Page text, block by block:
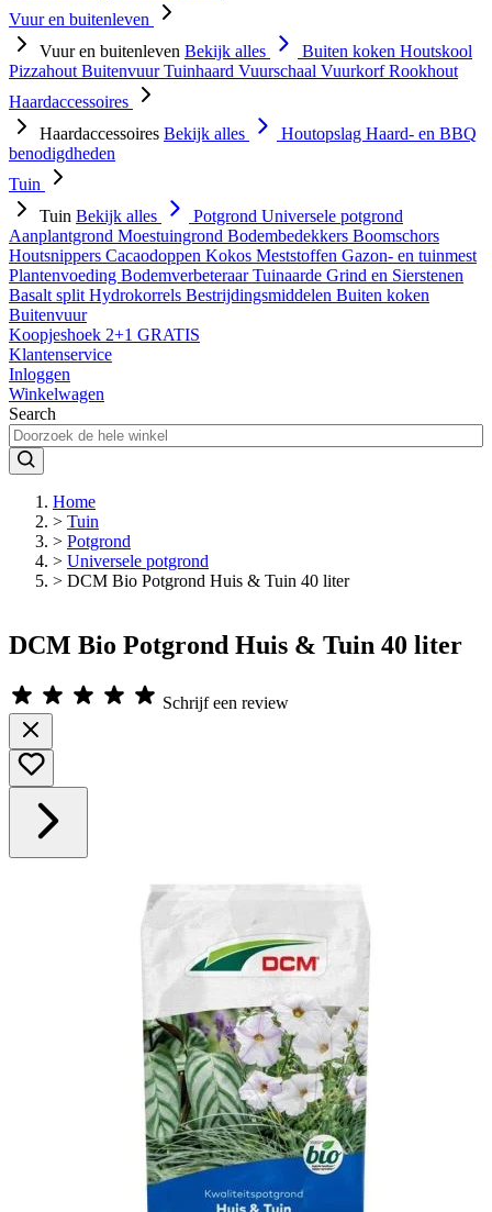
Vuur en buitenleven
Vuur en buitenleven Bekijk alles Buiten koken Houtskool
Pizzahout BuitenvuurTuinhaard Vuurschaal VuurkorfRookhout
Haardaccessoires
Haardaccessoires Bekijk alles Houtopslag Haard- en BBQ
benodigdheden
Tuin
Tuin Bekijk alles Potgrond Universele potgrond
Aanplantgrond Moestuingrond Bodembedekkers Boomschors
Houtsnippers Cacaodoppen Kokos Meststoffen Gazon- en tuinmest
Plantenvoeding BodemverbeteraarTuinaarde Grind en Sierstenen
Basalt split Hydrokorrels Bestrijdingsmiddelen Buiten koken
Buitenvuur
Koopjeshoek 2+1 GRATIS
Klantenservice
Inloggen
Winkelwagen
Search
Home
> Tuin
> Potgrond
> Universele potgrond
> DCM Bio Potgrond Huis & Tuin 40 liter
DCM Bio Potgrond Huis & Tuin 40 liter
Schrijf een review